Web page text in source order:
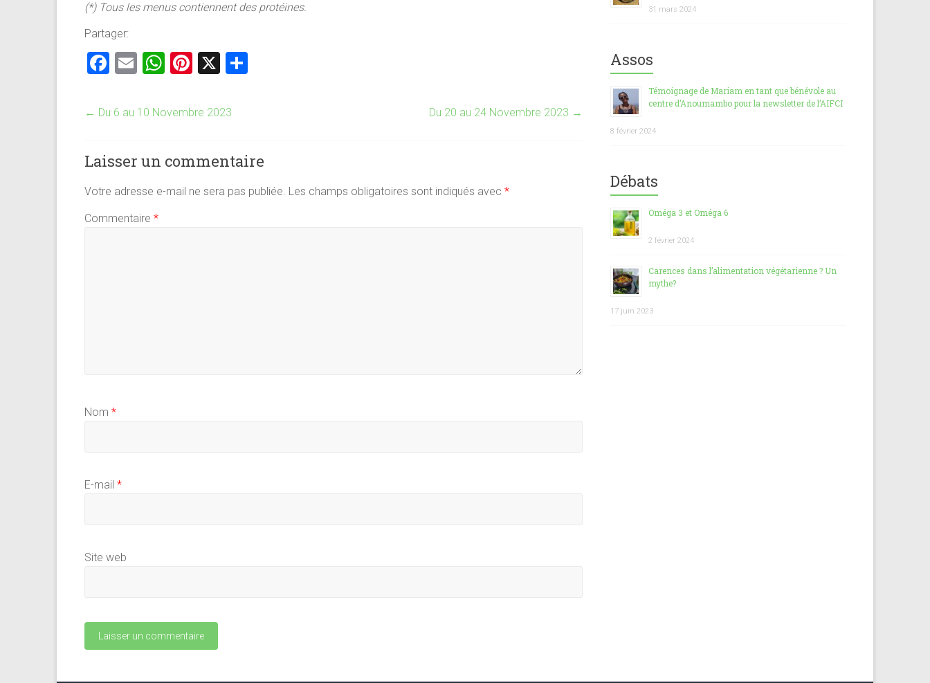
(*) Tous les menus contiennent des protéines.
Partager:
F
ce
o
ok
E
ai
W
at
A
p
p
Pi
er
t
X
er
← Du 6 au 10 Novembre 2023 Du 20 au 24 Novembre 2023 →
Laisser un commentaire
Votre adresse e-mail ne sera pas publiée. Les champs obligatoires sont indiqués avec *
Commentaire *
Nom *
E-mail *
Site web
31 mars 2024
Assos
Témoignage de Mariam en tant que bénévole au
centre d’Anoumambo pour la newsletter de l’AIFCI
8 février 2024
Débats
Oméga 3 et Oméga 6
2 février 2024
Carences dans l’alimentation végétarienne ? Un
mythe?
17 juin 2023